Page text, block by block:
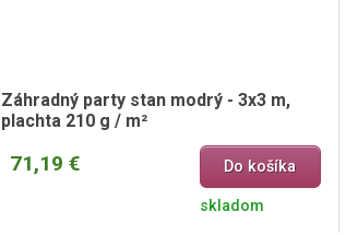
Záhradný party stan modrý - 3x3 m,
plachta 210 g / m²
71,19 € Do košíka
skladom